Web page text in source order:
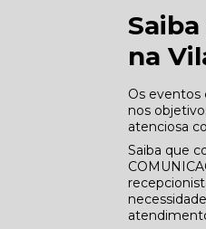
na
Os eventos
nos
atenciosa
Saiba que